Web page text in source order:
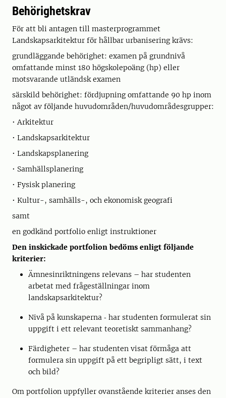
Behörighetskrav
För att bli antagen till masterprogrammet
Landskapsarkitektur för hållbar urbanisering krävs:
grundläggande behörighet: examen på grundnivå
omfattande minst 180 högskolepoäng (hp) eller
motsvarande utländsk examen
särskild behörighet: fördjupning omfattande 90 hp inom
något av följande huvudområden/huvudområdesgrupper:
• Arkitektur
• Landskapsarkitektur
• Landskapsplanering
• Samhällsplanering
• Fysisk planering
• Kultur-, samhälls-, och ekonomisk geografi
samt
en godkänd portfolio enligt instruktioner
Den inskickade portfolion bedöms enligt följande
kriterier:
Ämnesinriktningens relevans – har studenten
arbetat med frågeställningar inom
landskapsarkitektur?
Nivå på kunskaperna ‐ har studenten formulerat sin
uppgift i ett relevant teoretiskt sammanhang?
Färdigheter – har studenten visat förmåga att
formulera sin uppgift på ett begripligt sätt, i text
och bild?
Om portfolion uppfyller ovanstående kriterier anses den